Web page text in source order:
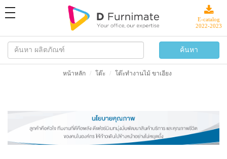
toggle
navigation
E-catalog
2022-2023
หน้าหลัก โต๊ะ โต๊ะทำงานไม้ ขาเอียง